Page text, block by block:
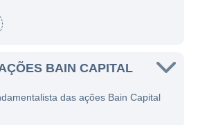
atender às necessidades
de empresas de menor e
características
podem gerar retornos
BAIN CAPITAL
das ações Bain Capital